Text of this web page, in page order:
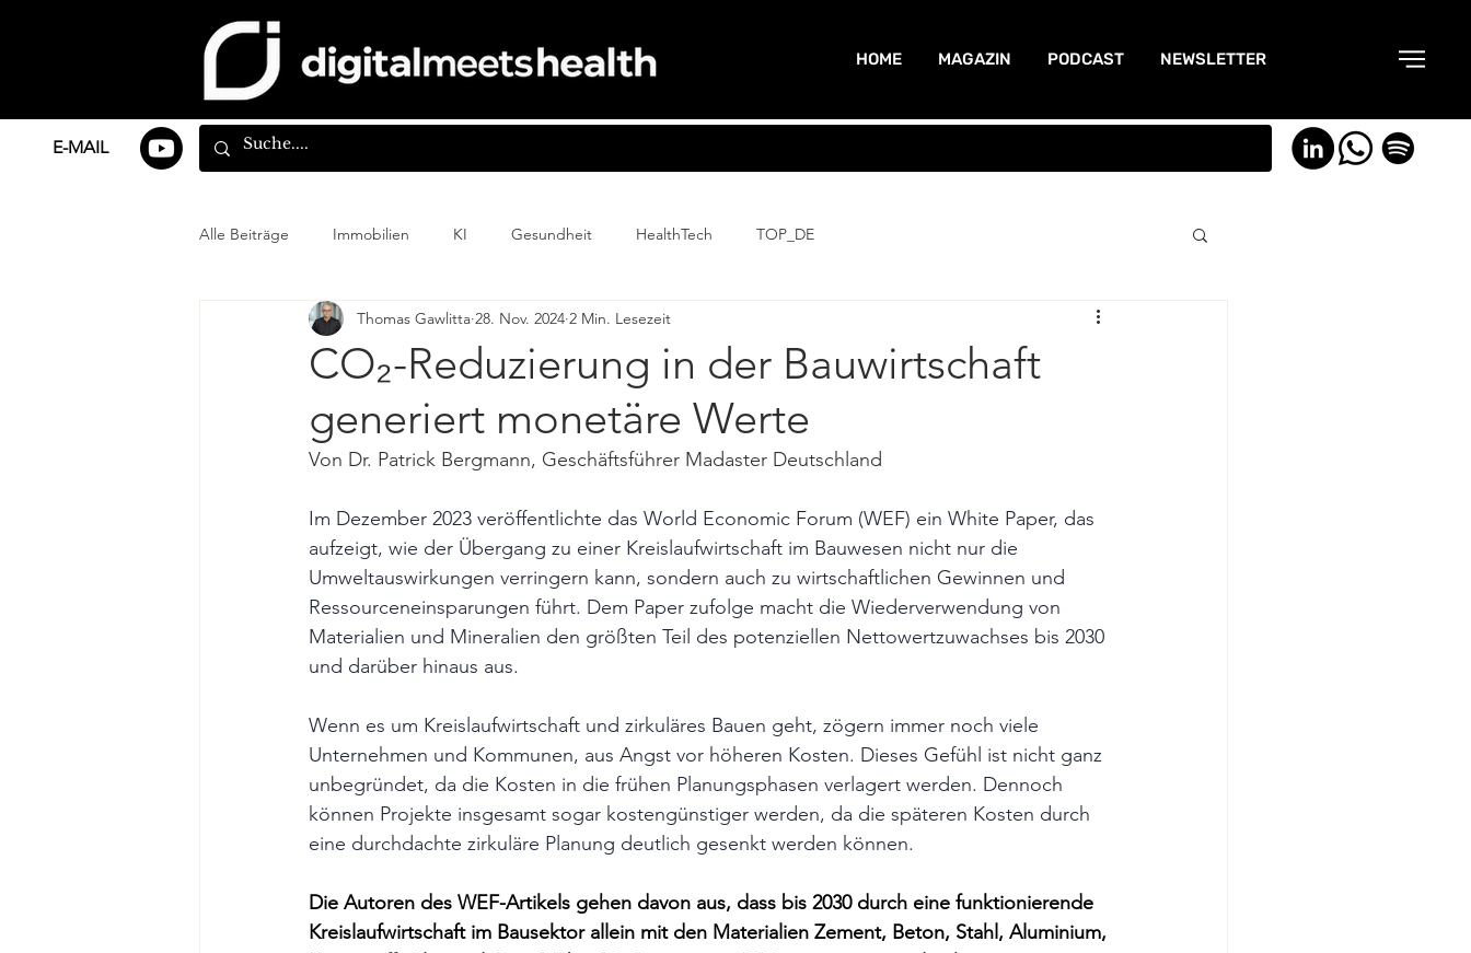
E-MAIL
HOME MAGAZIN PODCAST NEWSLETTER
Alle Beiträge Immobilien KI Gesundheit HealthTech TOP_DE
CO₂-Reduzierung in der Bauwirtschaft
generiert monetäre Werte
Thomas Gawlitta 28. Nov. 2024 2 Min. Lesezeit
Von Dr. Patrick Bergmann, Geschäftsführer Madaster Deutschland
Im Dezember 2023 veröffentlichte das World Economic Forum (WEF) ein White Paper, das
aufzeigt, wie der Übergang zu einer Kreislaufwirtschaft im Bauwesen nicht nur die
Umweltauswirkungen verringern kann, sondern auch zu wirtschaftlichen Gewinnen und
Ressourceneinsparungen führt. Dem Paper zufolge macht die Wiederverwendung von
Materialien und Mineralien den größten Teil des potenziellen Nettowertzuwachses bis 2030
und darüber hinaus aus.
Wenn es um Kreislaufwirtschaft und zirkuläres Bauen geht, zögern immer noch viele
Unternehmen und Kommunen, aus Angst vor höheren Kosten. Dieses Gefühl ist nicht ganz
unbegründet, da die Kosten in die frühen Planungsphasen verlagert werden. Dennoch
können Projekte insgesamt sogar kostengünstiger werden, da die späteren Kosten durch
eine durchdachte zirkuläre Planung deutlich gesenkt werden können.
Die Autoren des WEF-Artikels gehen davon aus, dass bis 2030 durch eine funktionierende
Kreislaufwirtschaft im Bausektor allein mit den Materialien Zement, Beton, Stahl, Aluminium,